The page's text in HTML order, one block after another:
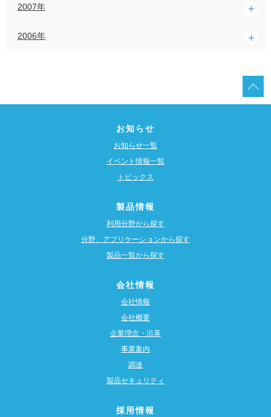
2007年
2006年
お知らせ
お知らせ一覧
イベント情報一覧
トピックス
製品情報
利用分野から探す
分野、アプリケーションから探す
製品一覧から探す
会社情報
会社情報
会社概要
企業理念・沿革
事業案内
調達
製品セキュリティ
採用情報